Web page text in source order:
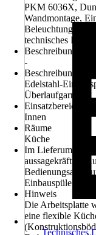
PKM 6036X,
Wandmontage,
technisches
Beschreibung
-
Beschreibung Spüle
Edelstahl-
Überlaufgarnitur
Einsatzbereich
Innen
Räume
Küche
Im Lieferumfang
aussagekräftige
Einbauspüle.
Hinweis
Die Arbeitsplatte
eine flexible
Technisches